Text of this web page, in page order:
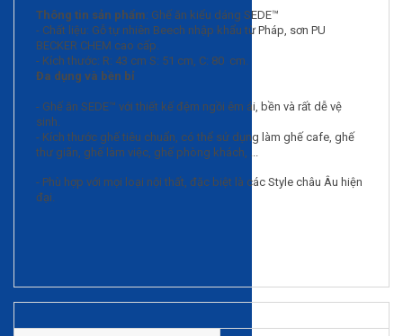
Thông tin sản phẩm: Ghế ăn kiểu dáng SEDE™
- Chất liệu: Gỗ tự nhiên Beech nhập khẩu từ Pháp, sơn PU
BECKER CHEM cao cấp.
- Kích thước: R: 43 cm S: 51 cm, C: 80 cm.
Đa dụng và bền bỉ
- Ghế ăn SEDE™ với thiết kế đệm ngồi êm ái, bền và rất dễ vệ
sinh.
- Kích thước ghế tiêu chuẩn, có thể sử dụng làm ghế cafe, ghế
thư giãn, ghế làm việc, ghế phòng khách, ...
- Phù hợp với mọi loại nội thất, đặc biệt là các Style châu Âu hiện
đại.